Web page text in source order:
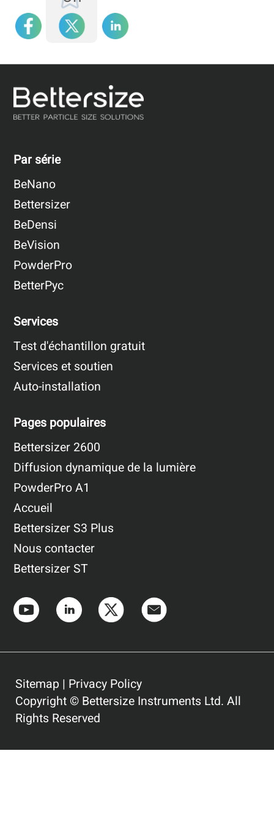
Par série
BeNano
Bettersizer
BeDensi
BeVision
PowderPro
BetterPyc
Services
Test d'échantillon gratuit
Services et soutien
Auto-installation
Pages populaires
Bettersizer 2600
Diffusion dynamique de la lumière
PowderPro A1
Accueil
Bettersizer S3 Plus
Nous contacter
Bettersizer ST
Sitemap | Privacy Policy
Copyright © Bettersize Instruments Ltd. All
Rights Reserved